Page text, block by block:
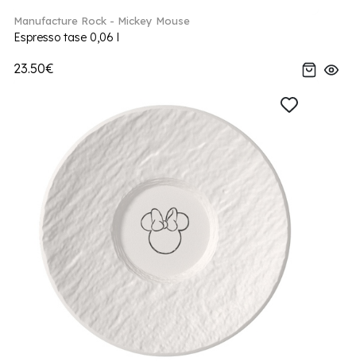
Manufacture Rock - Mickey Mouse
Espresso tase 0,06 l
23.50€